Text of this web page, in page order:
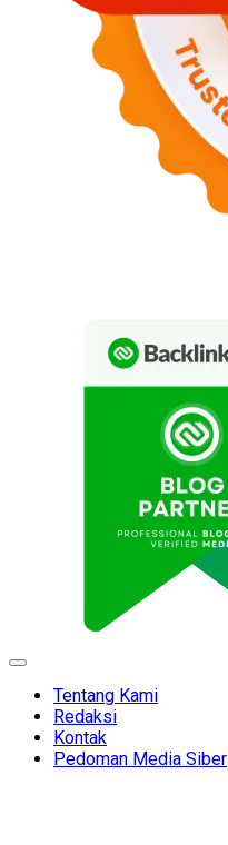
Expand
Tentang Kami
Redaksi
Kontak
Pedoman Media Siber